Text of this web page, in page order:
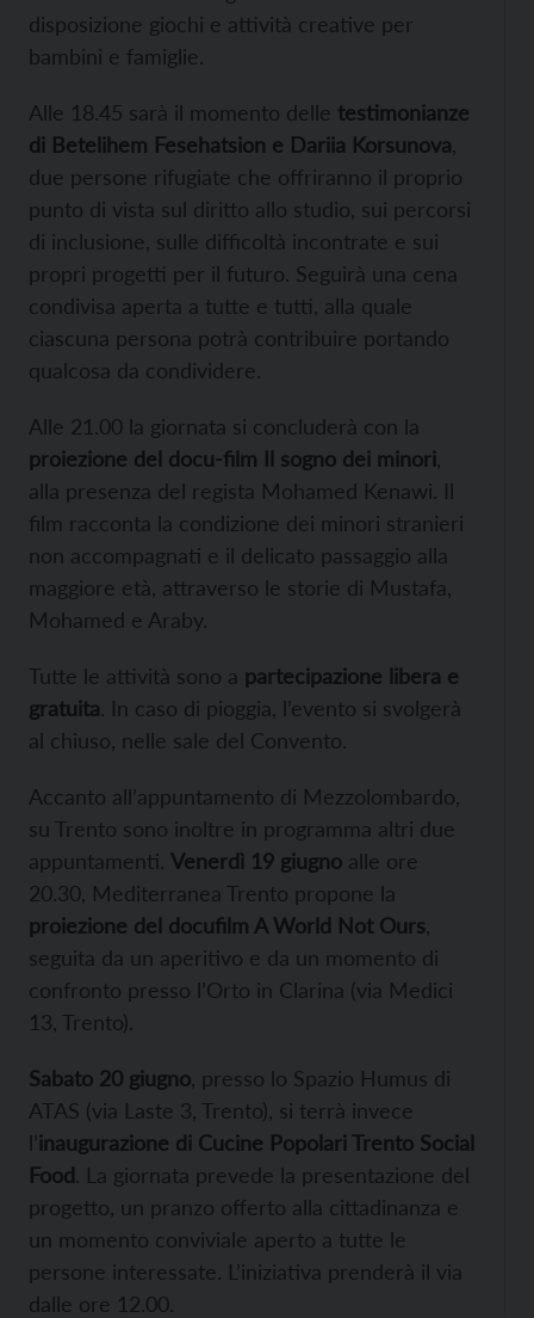
disposizione giochi e attività creative per
bambini e famiglie.
Alle 18.45 sarà il momento delle testimonianze
di Betelihem Fesehatsion e Dariia Korsunova
due persone rifugiate che offriranno il proprio
punto di vista sul diritto allo studio, sui percorsi
di inclusione, sulle difficoltà incontrate e sui
propri progetti per il futuro. Seguirà una cena
condivisa aperta a tutte e tutti, alla quale
ciascuna persona potrà contribuire portando
qualcosa da condividere.
Alle 21.00 la giornata si concluderà con la
proiezione del docu-film Il sogno dei minori
alla presenza del regista Mohamed Kenawi. Il
film racconta la condizione dei minori stranieri
non accompagnati e il delicato passaggio alla
maggiore età, attraverso le storie di Mustafa,
Mohamed e Araby.
Tutte le attività sono a partecipazione libera e
gratuita. In caso di pioggia, l’evento si svolgerà
al chiuso, nelle sale del Convento.
Accanto all’appuntamento di Mezzolombardo,
su Trento sono inoltre in programma altri due
appuntamenti. Venerdì 19 giugno alle ore
20.30, Mediterranea Trento propone la
proiezione del docufilm A World Not Ours
seguita da un aperitivo e da un momento di
confronto presso l’Orto in Clarina (via Medici
13, Trento).
Sabato 20 giugno , presso lo Spazio Humus di
ATAS (via Laste 3, Trento), si terrà invece
l’inaugurazione di Cucine Popolari Trento Social
Food. La giornata prevede la presentazione del
progetto, un pranzo offerto alla cittadinanza e
un momento conviviale aperto a tutte le
persone interessate. L’iniziativa prenderà il via
dalle ore 12.00.